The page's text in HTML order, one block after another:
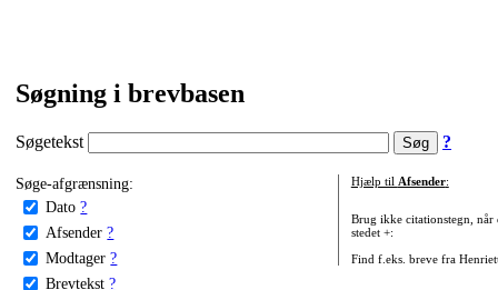
Søgning i brevbasen
Søgetekst ?
Søge-afgrænsning:
Dato ?
Afsender ?
Modtager ?
Brevtekst ?
Hjælp til Afsender:
Brug ikke citationstegn, når
stedet +:
Find f.eks. breve fra